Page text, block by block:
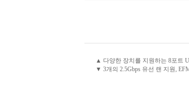
▲ 다양한 장치를 지원하는 8포트
▼ 3개의 2.5Gbps 유선 랜 지원,